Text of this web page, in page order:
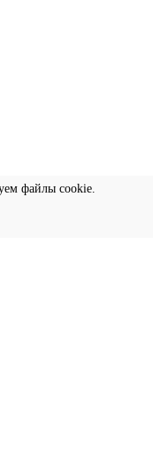
файлы cookie.